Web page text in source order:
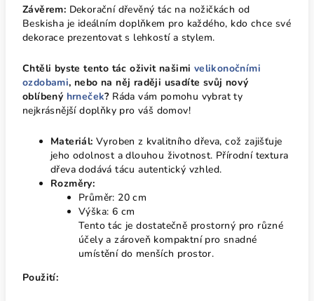
Závěrem: Dekorační dřevěný tác na nožičkách od
Beskisha je ideálním doplňkem pro každého, kdo chce své
dekorace prezentovat s lehkostí a stylem.
Chtěli byste tento tác oživit našimi velikonočními
ozdobami, nebo na něj raději usadíte svůj nový
oblíbený hrneček?Ráda vám pomohu vybrat ty
nejkrásnější doplňky pro váš domov!
Materiál: Vyroben z kvalitního dřeva, což zajišťuje
jeho odolnost a dlouhou životnost. Přírodní textura
dřeva dodává tácu autentický vzhled.
Rozměry:
Průměr: 20 cm
Výška: 6 cm
Tento tác je dostatečně prostorný pro různé
účely a zároveň kompaktní pro snadné
umístění do menších prostor.
Použití: